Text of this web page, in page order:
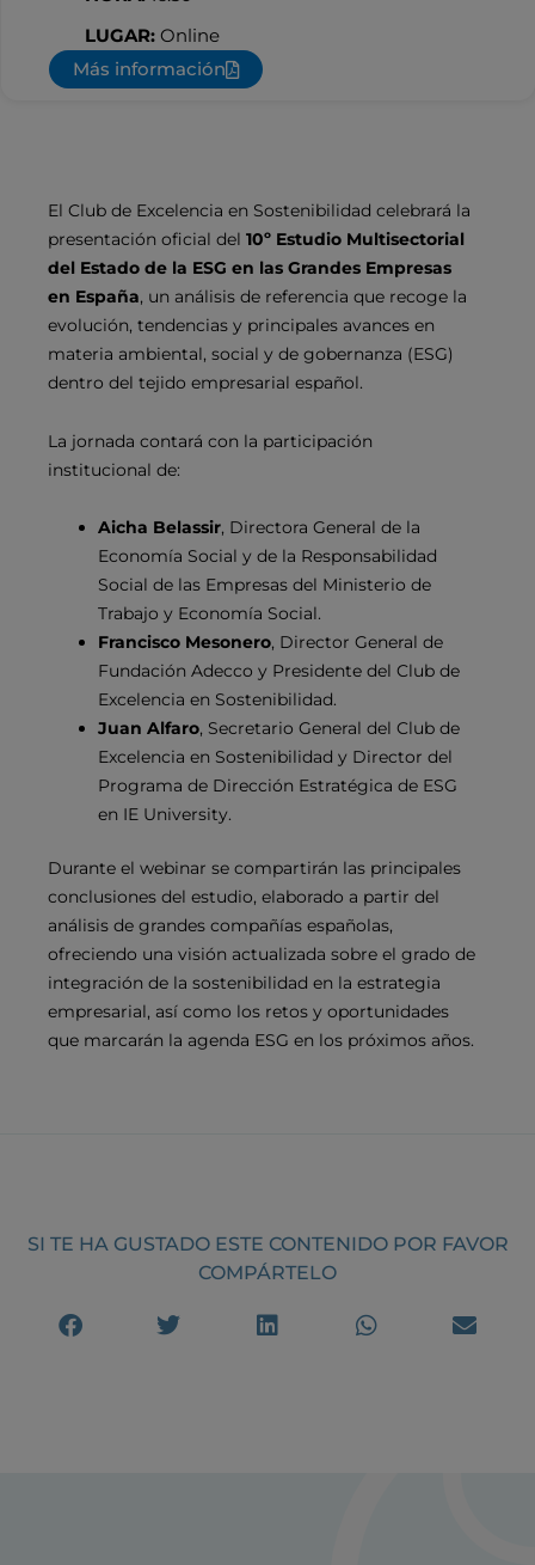
LUGAR: Online
Más información
El Club de Excelencia en Sostenibilidad celebrará la
presentación oficial del 10º Estudio Multisectorial
del Estado de la ESG en las Grandes Empresas
en España, un análisis de referencia que recoge la
evolución, tendencias y principales avances en
materia ambiental, social y de gobernanza (ESG)
dentro del tejido empresarial español.
La jornada contará con la participación
institucional de:
Aicha Belassir, Directora General de la
Economía Social y de la Responsabilidad
Social de las Empresas del Ministerio de
Trabajo y Economía Social.
Francisco Mesonero, Director General de
Fundación Adecco y Presidente del Club de
Excelencia en Sostenibilidad.
Juan Alfaro, Secretario General del Club de
Excelencia en Sostenibilidad y Director del
Programa de Dirección Estratégica de ESG
en IE University.
Durante el webinar se compartirán las principales
conclusiones del estudio, elaborado a partir del
análisis de grandes compañías españolas,
ofreciendo una visión actualizada sobre el grado de
integración de la sostenibilidad en la estrategia
empresarial, así como los retos y oportunidades
que marcarán la agenda ESG en los próximos años.
SI TE HA GUSTADO ESTE CONTENIDO POR FAVOR
COMPÁRTELO